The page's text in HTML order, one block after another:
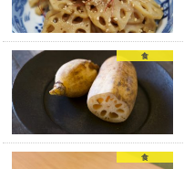
食
食